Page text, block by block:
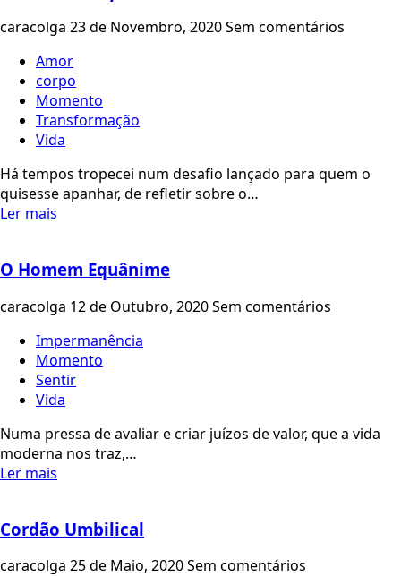
caracolga 23 de Novembro, 2020Sem comentários
Amor
corpo
Momento
Transformação
Vida
Há tempos tropecei num desafio lançado para quem o
quisesse apanhar, de refletir sobre o…
Ler mais
O Homem Equânime
caracolga 12 de Outubro, 2020Sem comentários
Impermanência
Momento
Sentir
Vida
Numa pressa de avaliar e criar juízos de valor, que a vida
moderna nos traz,…
Ler mais
Cordão Umbilical
caracolga 25 de Maio, 2020Sem comentários